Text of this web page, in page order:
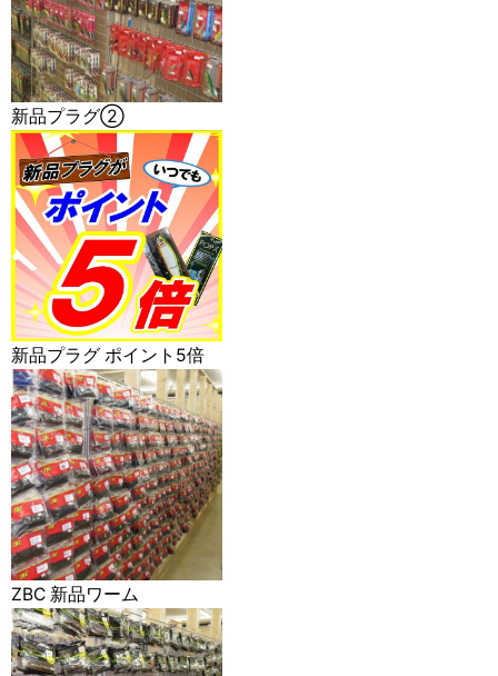
新品プラグ②
新品プラグ ポイント5倍
ZBC 新品ワーム